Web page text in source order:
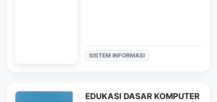
SISTEM INFORMASI
EDUKASI DASAR KOMPUTER